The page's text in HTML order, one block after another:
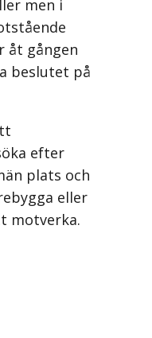
men i
åt gången
beslutet på
efter
plats och
eller
motverka.